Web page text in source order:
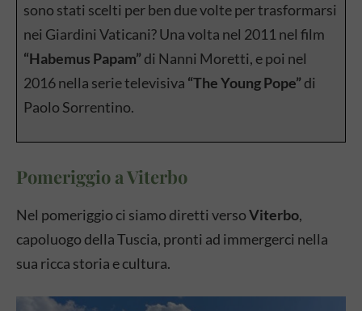
sono stati scelti per ben due volte per trasformarsi
nei Giardini Vaticani? Una volta nel 2011 nel film
“Habemus Papam” di Nanni Moretti, e poi nel
2016 nella serie televisiva “The Young Pope” di
Paolo Sorrentino.
Pomeriggio a Viterbo
Nel pomeriggio ci siamo diretti versoViterbo,
capoluogo della Tuscia, pronti ad immergerci nella
sua ricca storia e cultura.